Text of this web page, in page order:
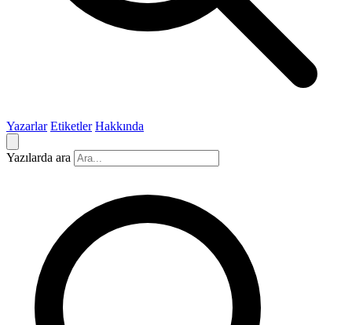
Yazarlar Etiketler Hakkında
Yazılarda ara